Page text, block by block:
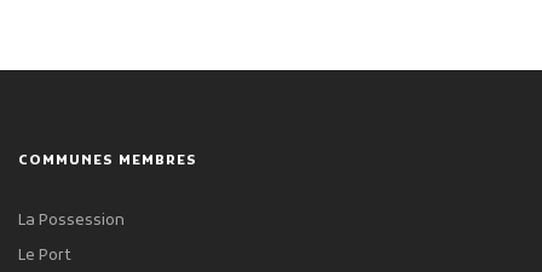
COMMUNES MEMBRES
La Possession
Le Port